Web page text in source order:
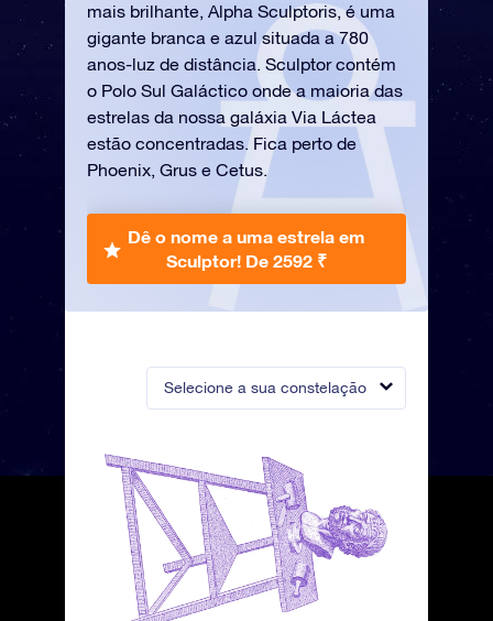
Selecione a sua constelação
mais brilhante, Alpha Sculptoris, é uma
gigante branca e azul situada a 780
anos-luz de distância. Sculptor contém
o Polo Sul Galáctico onde a maioria das
estrelas da nossa galáxia Via Láctea
estão concentradas. Fica perto de
Phoenix, Grus e Cetus.
Dê o nome a uma estrela em
Sculptor! De 2592 ₹